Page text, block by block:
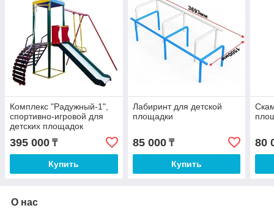
Комплекс "Радужный-1",
спортивно-игровой для
детских площадок
395 000 ₸
Купить
Лабиринт для детской
площадки
85 000₸
Купить
80
О нас